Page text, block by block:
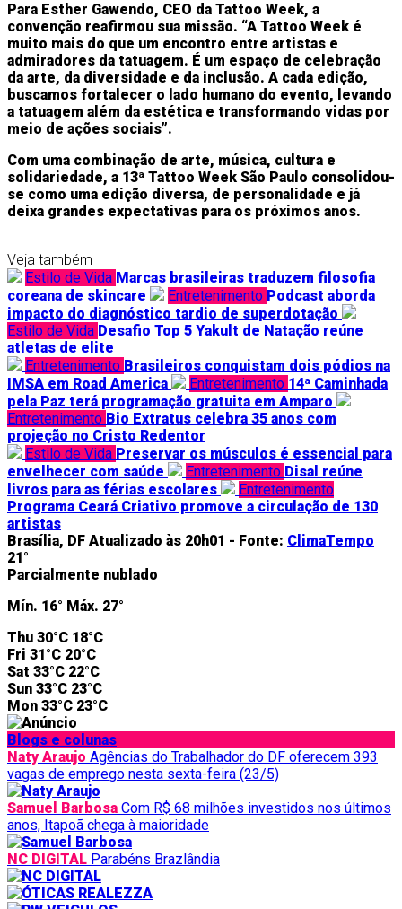
Para Esther Gawendo, CEO da Tattoo Week, a
convenção reafirmou sua missão. “A Tattoo Week é
muito mais do que um encontro entre artistas e
admiradores da tatuagem. É um espaço de celebração
da arte, da diversidade e da inclusão. A cada edição,
buscamos fortalecer o lado humano do evento, levando
a tatuagem além da estética e transformando vidas por
meio de ações sociais”.
Com uma combinação de arte, música, cultura e
solidariedade, a 13ª Tattoo Week São Paulo consolidou-
se como uma edição diversa, de personalidade e já
deixa grandes expectativas para os próximos anos.
Veja também
Estilo de Vida Marcas brasileiras traduzem filosofia
coreana de skincare
Entretenimento Podcast aborda
impacto do diagnóstico tardio de superdotação
Estilo de Vida Desafio Top 5 Yakult de Natação reúne
atletas de elite
Entretenimento Brasileiros conquistam dois pódios na
IMSA em Road America
Entretenimento 14ª Caminhada
pela Paz terá programação gratuita em Amparo
Entretenimento Bio Extratus celebra 35 anos com
projeção no Cristo Redentor
Estilo de Vida Preservar os músculos é essencial para
envelhecer com saúde
Entretenimento Disal reúne
livros para as férias escolares
Entretenimento
Programa Ceará Criativo promove a circulação de 130
artistas
Brasília, DF Atualizado às 20h01 - Fonte: ClimaTempo
21°
Parcialmente nublado
Mín. 16° Máx. 27°
Thu 30°C 18°C
Fri 31°C 20°C
Sat 33°C 22°C
Sun 33°C 23°C
Mon 33°C 23°C
Blogs e colunas
Naty Araujo Agências do Trabalhador do DF oferecem 393
vagas de emprego nesta sexta-feira (23/5)
Samuel Barbosa Com R$ 68 milhões investidos nos últimos
anos, Itapoã chega à maioridade
NC DIGITAL Parabéns Brazlândia